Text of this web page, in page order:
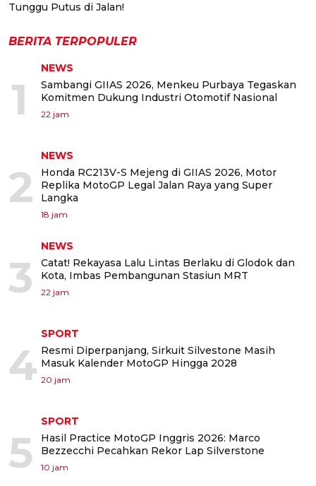
Tunggu Putus di Jalan!
BERITA TERPOPULER
1
NEWS
Sambangi GIIAS 2026, Menkeu Purbaya Tegaskan
Komitmen Dukung Industri Otomotif Nasional
22 jam
2
NEWS
Honda RC213V-S Mejeng di GIIAS 2026, Motor
Replika MotoGP Legal Jalan Raya yang Super
Langka
18 jam
3
NEWS
Catat! Rekayasa Lalu Lintas Berlaku di Glodok dan
Kota, Imbas Pembangunan Stasiun MRT
22 jam
4
SPORT
Resmi Diperpanjang, Sirkuit Silvestone Masih
Masuk Kalender MotoGP Hingga 2028
20 jam
5
SPORT
Hasil Practice MotoGP Inggris 2026: Marco
Bezzecchi Pecahkan Rekor Lap Silverstone
10 jam